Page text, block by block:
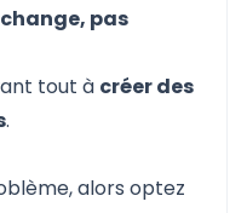
pas
tout à créer des
.
alors optez